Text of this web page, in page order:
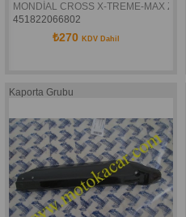
MONDİAL CROSS X-TREME-MAX
451822066802
₺270 KDV Dahil
Kaporta Grubu